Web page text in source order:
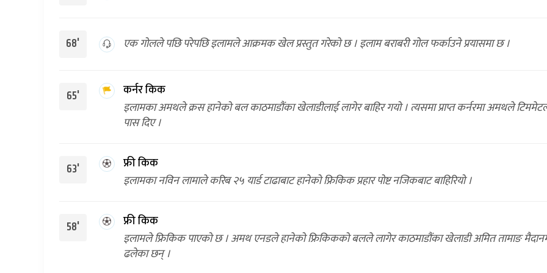
68' एक गोलले पछि परेपछि इलामले आक्रमक खेल प्रस्तुत गरेको छ । इलाम बराबरी गोल फर्काउने प्रयासमा छ ।
65'
कर्नर किक
इलामका अमथले क्रस हानेको बल काठमाडौंका खेलाडीलाई लागेर बाहिर गयो । त्यसमा प्राप्त कर्नरमा अमथले
पास दिए ।
63'
फ्री किक
इलामका नविन लामाले करिब २५ यार्ड टाढाबाट हानेको फ्रिकिक प्रहार पोष्ट नजिकबाट बाहिरियो ।
58'
फ्री किक
इलामले फ्रिकिक पाएको छ । अमथ एनडले हानेको फ्रिकिकको बलले लागेर काठमाडौंका खेलाडी अमित तामाङ
ढलेका छन् ।